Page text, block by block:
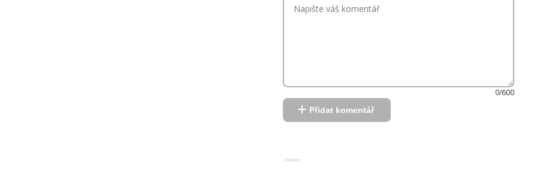
0/600
Přidat komentář
Reklama